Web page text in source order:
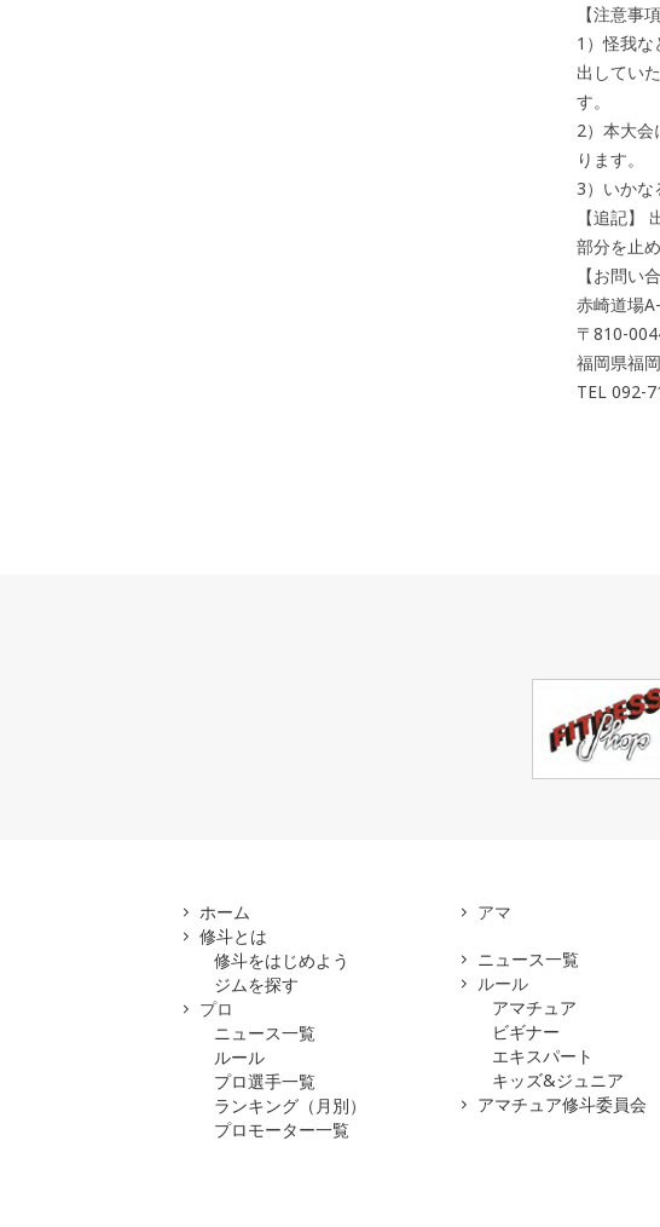
【注意事項
1）怪我
出してい
す。
2）本大
ります。
3）いかな
【追記】
部分を止
【お問い
赤崎道場
〒810-
福岡県福
TEL 092-
ホーム
修斗とは
修斗をはじめよう
ジムを探す
プロ
ニュース一覧
ルール
プロ選手一覧
ランキング（月別）
プロモーター一覧
アマ
ニュース一覧
ルール
アマチュア
ビギナー
エキスパート
キッズ&ジュニア
アマチュア修斗委員会